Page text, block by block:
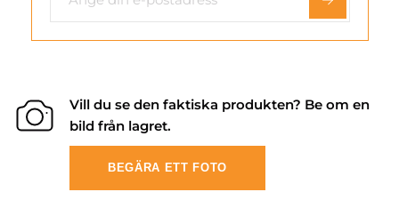
Vill du se den faktiska produkten? Be om en
bild från lagret.
BEGÄRA ETT FOTO